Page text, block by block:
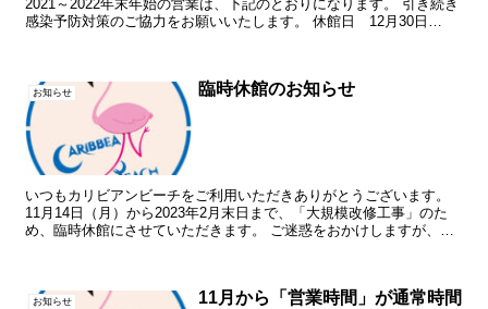
2021～2022年末年始の営業は、下記のとおりになります。 引き続き
感染予防対策のご協力をお願いいたします。 休館日 12月30日
お知らせ 臨時休館のお知らせ
いつもカリビアンビーチをご利用いただきありがとうございます。
11月14日（月）から2023年2月末日まで、「大規模改修工事」のた
め、臨時休館にさせていただきます。 ご迷惑をおかけしますが、ご
お知らせ
11月から「営業時間」が通常時間